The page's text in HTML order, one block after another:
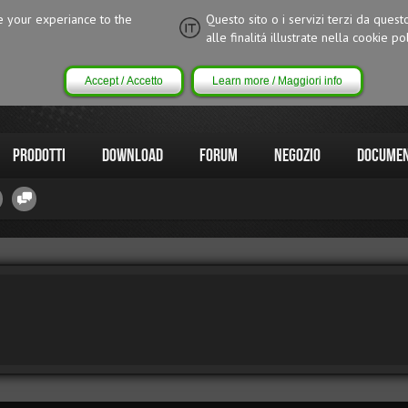
your experiance to the
Questo sito o i servizi terzi da
alle finalitá illustrate nella cookie
Accept / Accetto Learn more / Maggiori info
Prodotti Download Forum Negozio